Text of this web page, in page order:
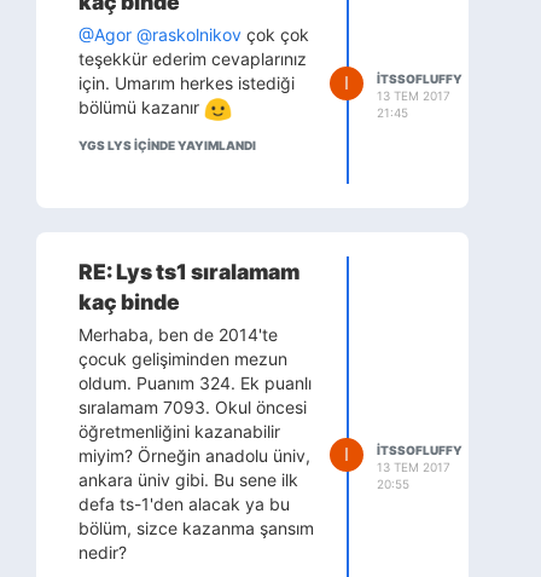
@Agor @raskolnikov çok çok
teşekkür ederim cevaplarınız
için. Umarım herkes istediği
bölümü kazanır
YGS LYS IÇINDE YAYIMLANDI
I
ITSSOFLUFFY
13 TEM 2017
21:45
RE: Lys ts1 sıralamam
kaç binde
Merhaba, ben de 2014'te
çocuk gelişiminden mezun
oldum. Puanım 324. Ek puanlı
sıralamam 7093. Okul öncesi
öğretmenliğini kazanabilir
miyim? Örneğin anadolu üniv,
ankara üniv gibi. Bu sene ilk
defa ts-1'den alacak ya bu
bölüm, sizce kazanma şansım
nedir?
I
ITSSOFLUFFY
13 TEM 2017
20:55